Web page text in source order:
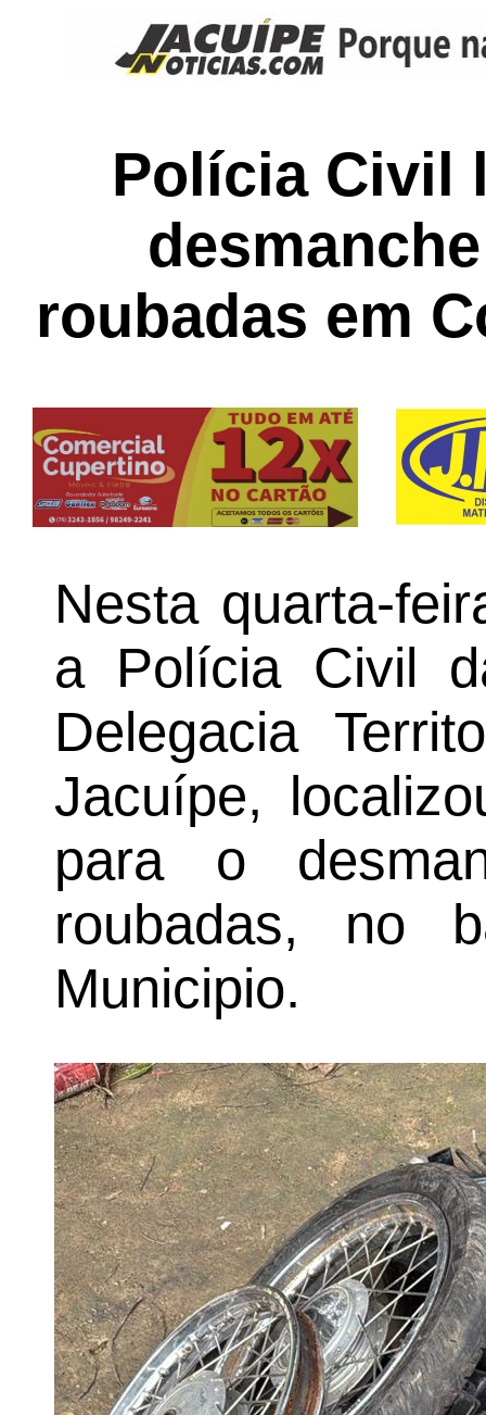
Polícia Civil
roubadas em
Nesta quarta-
a Polícia Civil
Delegacia
Jacuípe,
para o
roubadas, no
Municipio.